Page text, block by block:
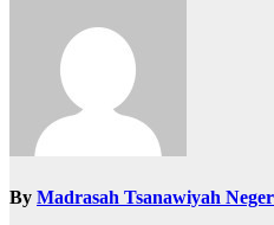
By Madrasah Tsanawiyah